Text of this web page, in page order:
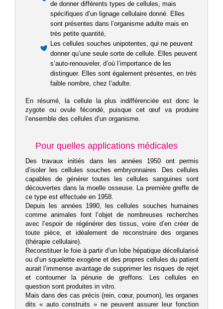
de donner différents types de cellules, mais
spécifiques d’un lignage cellulaire donné. Elles
sont présentes dans l’organisme adulte mais en
très petite quantité,
Les cellules souches unipotentes, qui ne peuvent
donner qu’une seule sorte de cellule. Elles peuvent
s’auto-renouveler, d’où l’importance de les
distinguer. Elles sont également présentes, en très
faible nombre, chez l’adulte.
En résumé, la cellule la plus indifférenciée est donc le
zygote ou ovule fécondé, puisque cet œuf va produire
l’ensemble des cellules d’un organisme.
Pour quelles applications médicales
Des travaux initiés dans les années 1950 ont permis
d’isoler les cellules souches embryonnaires. Des cellules
capables de générer toutes les cellules sanguines sont
découvertes dans la moelle osseuse. La première greffe de
ce type est effectuée en 1958.
Depuis les années 1990, les cellules souches humaines
comme animales font l’objet de nombreuses recherches
avec l’espoir de régénérer des tissus, voire d’en créer de
toute pièce, et idéalement de reconstruire des organes
(thérapie cellulaire).
Reconstituer le foie à partir d’un lobe hépatique décellularisé
ou d’un squelette exogène et des propres cellules du patient
aurait l’immense avantage de supprimer les risques de rejet
et contourner la pénurie de greffons. Les cellules en
question sont produites in vitro.
Mais dans des cas précis (rein, cœur, poumon), les organes
dits « auto construits » ne peuvent assurer leur fonction